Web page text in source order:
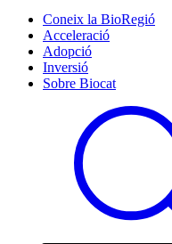
Coneix la BioRegió
Acceleració
Adopció
Inversió
Sobre Biocat